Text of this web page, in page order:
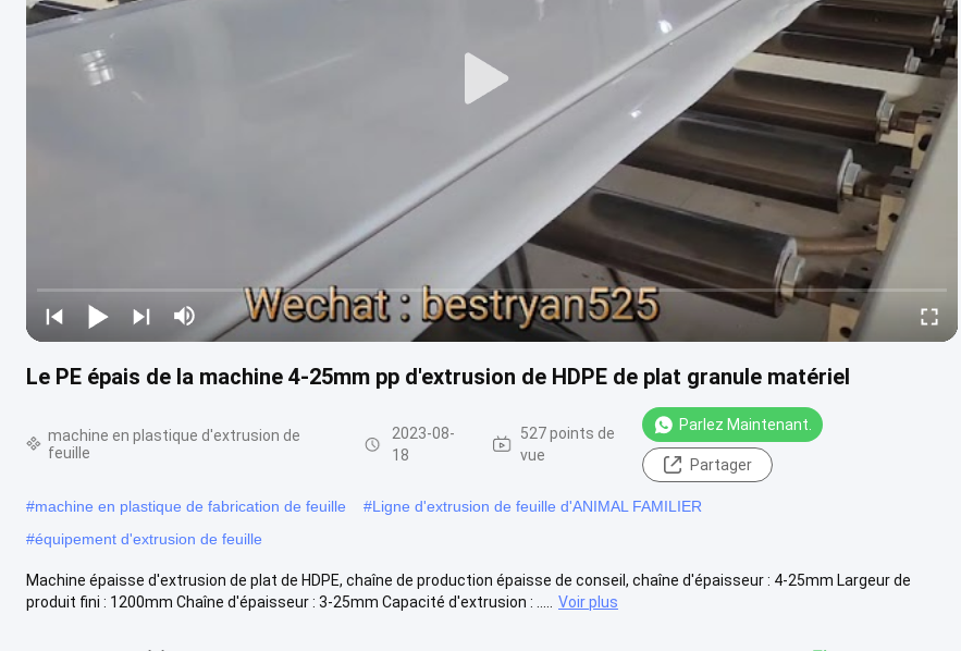
Le PE épais de la machine 4-25mm pp d'extrusion de HDPE de plat granule matériel
machine en plastique d'extrusion de
feuille
2023-08-
18
527 points de
vue
Parlez Maintenant.
Partager
#machine en plastique de fabrication de feuille #Ligne d'extrusion de feuille d'ANIMAL FAMILIER
#équipement d'extrusion de feuille
Machine épaisse d'extrusion de plat de HDPE, chaîne de production épaisse de conseil, chaîne d'épaisseur : 4-25mm Largeur de
produit fini : 1200mm Chaîne d'épaisseur : 3-25mm Capacité d'extrusion : .....
Voir plus